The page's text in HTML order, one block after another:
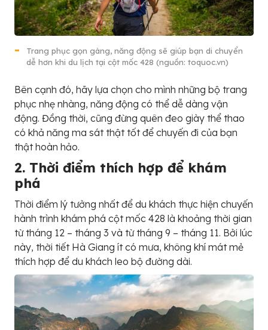
Trang phục gọn gàng, năng động sẽ giúp bạn di chuyển
dễ hơn khi du lịch tại cột mốc 428 (nguồn: toquoc.vn)
Bên cạnh đó, hãy lựa chọn cho mình những bộ trang
phục nhẹ nhàng, năng động có thể dễ dàng vận
động. Đồng thời, cũng đừng quên đeo giày thể thao
có khả năng ma sát thật tốt để chuyến đi của bạn
thật hoàn hảo.
2. Thời điểm thích hợp để khám
phá
Thời điểm lý tưởng nhất để du khách thực hiện chuyến
hành trình khám phá cột mốc 428 là khoảng thời gian
từ tháng 12 – tháng 3 và từ tháng 9 – tháng 11. Bởi lúc
này, thời tiết Hà Giang ít có mưa, không khí mát mẻ
thích hợp để du khách leo bộ đường dài.